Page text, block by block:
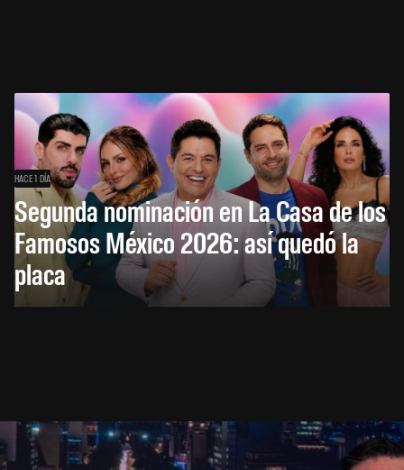
HACE 1 DÍA
Segunda nominación en La Casa de los
Famosos México 2026: así quedó la
placa